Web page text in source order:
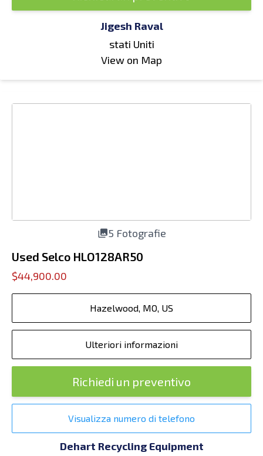
Jigesh Raval
stati Uniti
View on Map
5 Fotografie
Used Selco HLO128AR50
$44,900.00
Hazelwood, MO, US
Ulteriori informazioni
Richiedi un preventivo
Visualizza numero di telefono
Dehart Recycling Equipment